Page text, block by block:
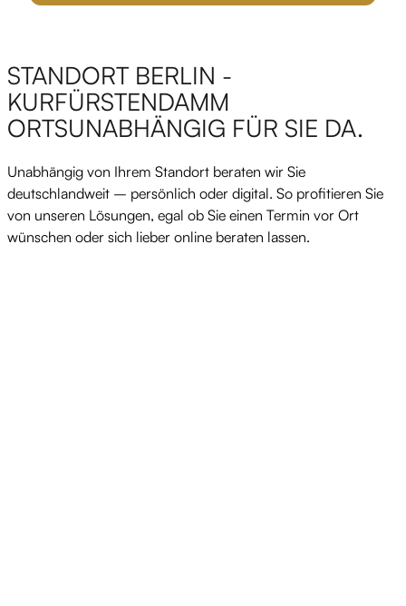
STANDORT BERLIN -
KURFÜRSTENDAMM
ORTSUNABHÄNGIG FÜR SIE DA.
Unabhängig von Ihrem Standort beraten wir Sie
deutschlandweit – persönlich oder digital. So profitieren Sie
von unseren Lösungen, egal ob Sie einen Termin vor Ort
wünschen oder sich lieber online beraten lassen.